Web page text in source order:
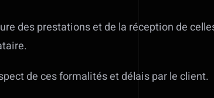
des prestations et de la réception de
de ces formalités et délais par le client.